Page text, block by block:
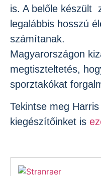
is. A belőle készült
legalábbis hosszú
számítanak.
Magyarországon
megtiszteltetés,
sporztakókat
Tekintse meg
kiegészítőinket is